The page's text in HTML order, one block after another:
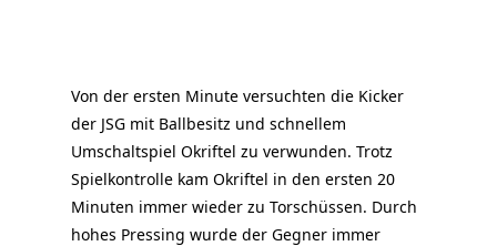
Von der ersten Minute versuchten die Kicker
der JSG mit Ballbesitz und schnellem
Umschaltspiel Okriftel zu verwunden. Trotz
Spielkontrolle kam Okriftel in den ersten 20
Minuten immer wieder zu Torschüssen. Durch
hohes Pressing wurde der Gegner immer